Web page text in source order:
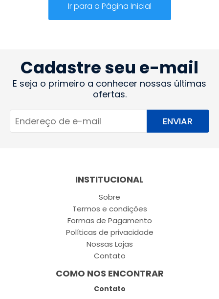
Ir para a Página Inicial
Cadastre seu e-mail
E seja o primeiro a conhecer nossas últimas
ofertas.
ENVIAR
INSTITUCIONAL
Sobre
Termos e condições
Formas de Pagamento
Políticas de privacidade
Nossas Lojas
Contato
COMO NOS ENCONTRAR
Contato